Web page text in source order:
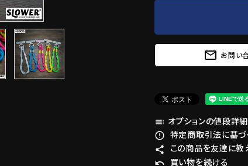
mail_outline お問い
toc オプションの値段詳細
error_outline 特定商取引法に基
share この商品を友達に教
undo 買い物を続ける